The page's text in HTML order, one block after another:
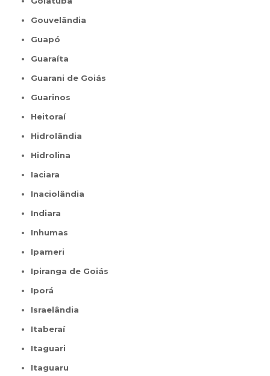
Gouvelândia
Guapó
Guaraíta
Guarani de Goiás
Guarinos
Heitoraí
Hidrolândia
Hidrolina
Iaciara
Inaciolândia
Indiara
Inhumas
Ipameri
Ipiranga de Goiás
Iporá
Israelândia
Itaberaí
Itaguari
Itaguaru